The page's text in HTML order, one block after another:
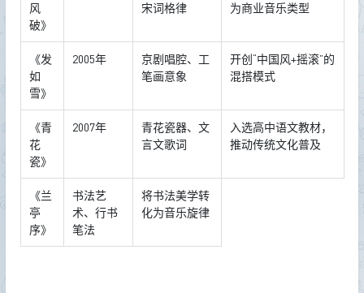
风
破》
宋词格律
为商业音乐类型
《发
如
雪》
2005年
京剧唱腔、工
笔画意象
开创“中国风+摇滚”的
混搭模式
《青
花
瓷》
2007年
青花瓷器、文
言文歌词
入选高中语文教材，
推动传统文化普及
《兰
亭
序》
书法艺
术、行书
笔法
将书法美学转
化为音乐旋律